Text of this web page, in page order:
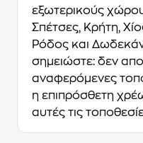
εξωτερικούς
Σπέτσες, Κρήτη,
Ρόδος και
σημειώστε: δεν
αναφερόμενες
η επιπρόσθετη
αυτές τις